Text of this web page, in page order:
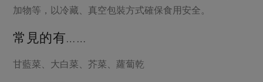
加物等，以冷藏、真空包裝方式確保食用安全。
常見的有……
甘藍菜、大白菜、芥菜、蘿蔔乾